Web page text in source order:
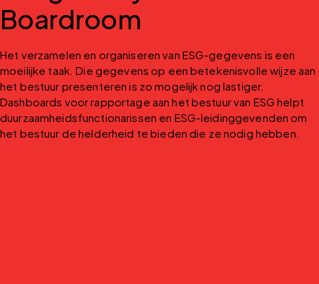
Boardroom
Het verzamelen en organiseren van ESG-gegevens is een
moeilijke taak. Die gegevens op een betekenisvolle wijze aan
het bestuur presenteren is zo mogelijk nog lastiger.
Dashboards voor rapportage aan het bestuur van ESG helpt
duurzaamheidsfunctionarissen en ESG-leidinggevenden om
het bestuur de helderheid te bieden die ze nodig hebben.